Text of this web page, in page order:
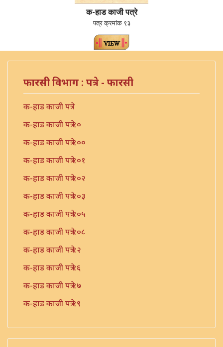
क-हाड काजी पत्रे
पत्र क्रमांक ९३
फारसी विभाग : पत्रे - फारसी
क-हाड काजी पत्रे
क-हाड काजी पत्रे १०
क-हाड काजी पत्रे १००
क-हाड काजी पत्रे १०१
क-हाड काजी पत्रे १०२
क-हाड काजी पत्रे १०३
क-हाड काजी पत्रे १०५
क-हाड काजी पत्रे १०८
क-हाड काजी पत्रे १२
क-हाड काजी पत्रे १६
क-हाड काजी पत्रे १७
क-हाड काजी पत्रे १९
क-हाड काजी पत्रे २२